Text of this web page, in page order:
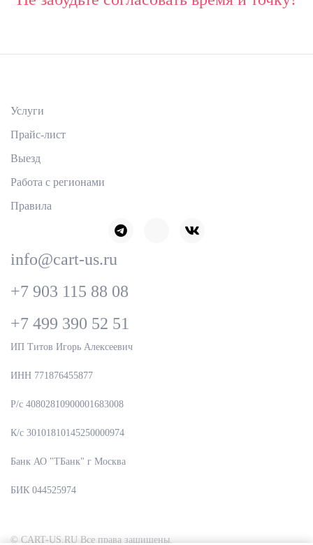
Услуги
Прайс-лист
Выезд
Работа с регионами
Правила
info@cart-us.ru
+7 903 115 88 08
+7 499 390 52 51
ИП Титов Игорь Алексеевич
ИНН 771876455877
Р/с 40802810900001683008
К/с 30101810145250000974
Банк АО "ТБанк" г Москва
БИК 044525974
© CART-US.RU Все права защищены.